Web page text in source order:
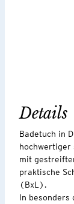
Details
Badetuch in
hochwertiger
mit
praktische
(BxL).
In